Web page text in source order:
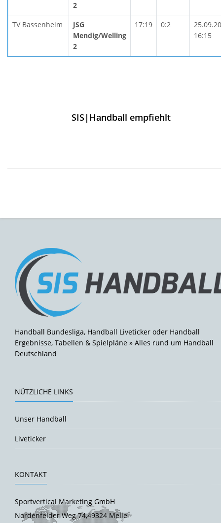
2
TV Bassenheim
JSG
Mendig/Welling
2
17:19 0:2
16:15
SIS|Handball empfiehlt
Handball Bundesliga, Handball Liveticker oder Handball
Ergebnisse, Tabellen & Spielpläne » Alles rund um Handball
Deutschland
NÜTZLICHE LINKS
Unser Handball
Liveticker
KONTAKT
Sportvertical Marketing GmbH
Nordenfelder Weg 74,49324 Melle